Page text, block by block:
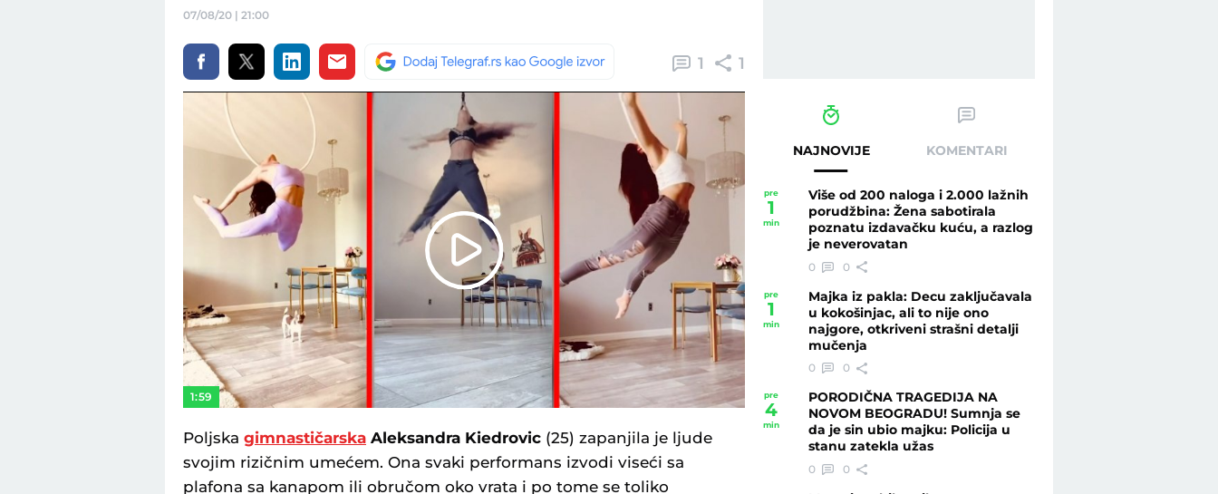
07/08/20 | 21:00
1 1
Play
Video
1:59
Poljska gimnastičarska Aleksandra Kiedrovic (25) zapanjila je ljude
svojim rizičnim umećem. Ona svaki performans izvodi viseći sa
plafona sa kanapom ili obručom oko vrata i po tome se toliko
NAJNOVIJE KOMENTARI
pre
1
min
Više od 200 naloga i 2.000 lažnih
porudžbina: Žena sabotirala
poznatu izdavačku kuću, a razlog
je neverovatan
0 0
pre
1
min
Majka iz pakla: Decu zaključavala
u kokošinjac, ali to nije ono
najgore, otkriveni strašni detalji
mučenja
0 0
pre
4
min
PORODIČNA TRAGEDIJA NA
NOVOM BEOGRADU! Sumnja se
da je sin ubio majku: Policija u
stanu zatekla užas
0 0